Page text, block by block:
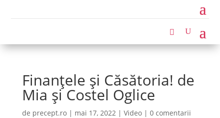
Finanțele și Căsătoria! de
Mia și Costel Oglice
de precept.ro| mai 17, 2022| Video| 0 comentarii